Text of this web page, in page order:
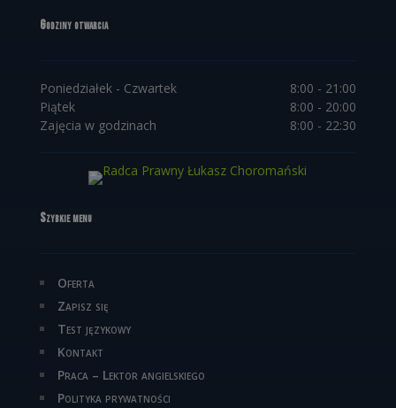
Godziny otwarcia
Poniedziałek - Czwartek
8:00 - 21:00
Piątek
8:00 - 20:00
Zajęcia w godzinach
8:00 - 22:30
Szybkie menu
Oferta
Zapisz się
Test językowy
Kontakt
Praca – Lektor angielskiego
Polityka prywatności